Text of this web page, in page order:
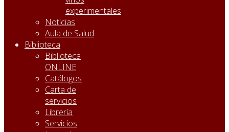
experimentales
Noticias
Aula de Salud
Biblioteca
Biblioteca
ONLINE
Catálogos
Carta de
servicios
Librería
Servicios